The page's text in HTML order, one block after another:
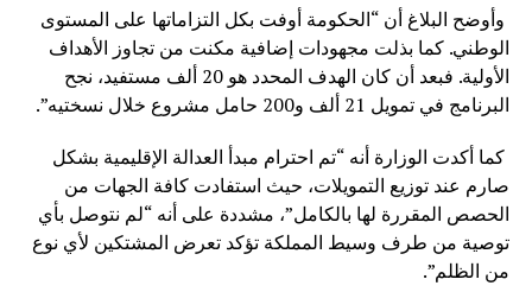
وأوضح البلاغ أن “الحكومة أوفت بكل التزاماتها على المستوى
الوطني. كما بذلت مجهودات إضافية مكنت من تجاوز الأهداف
الأولية. فبعد أن كان الهدف المحدد هو 20 ألف مستفيد، نجح
البرنامج في تمويل 21 ألف و200 حامل مشروع خلال نسختيه”.
كما أكدت الوزارة أنه “تم احترام مبدأ العدالة الإقليمية بشكل
صارم عند توزيع التمويلات، حيث استفادت كافة الجهات من
الحصص المقررة لها بالكامل”، مشددة على أنه “لم نتوصل بأي
توصية من طرف وسيط المملكة تؤكد تعرض المشتكين لأي نوع
من الظلم”.